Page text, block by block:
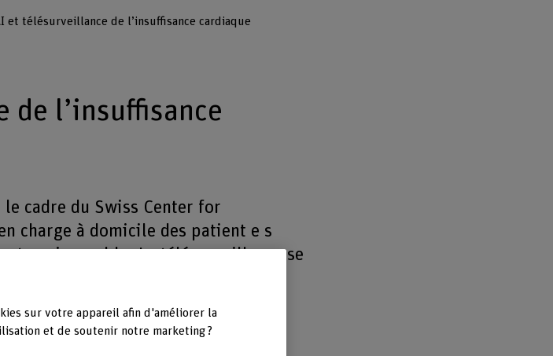
et télésurveillance de l’insuffisance cardiaque
l’insuffisance
cadre du Swiss Center for
charge à domicile des patient e s
envisageable. La télésurveillance se
IA.
sur votre appareil afin d'améliorer la
et de soutenir notre marketing ?